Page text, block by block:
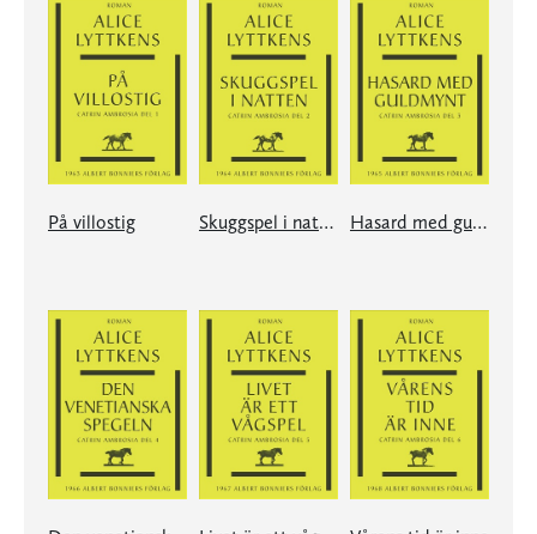
På villostig Skuggspel i natten Hasard med guldmynt